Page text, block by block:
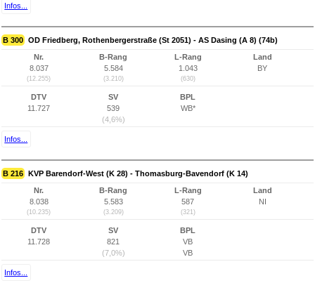
Infos...
B 300 OD Friedberg, Rothenbergerstraße (St 2051) - AS Dasing (A 8) (74b)
Nr.
8.037
(12.255)
B-Rang
5.584
(3.210)
L-Rang
1.043
(630)
Land
BY
DTV
11.727
SV
539
(4,6%)
BPL
WB*
Infos...
B 216 KVP Barendorf-West (K 28) - Thomasburg-Bavendorf (K 14)
Nr.
8.038
(10.235)
B-Rang
5.583
(3.209)
L-Rang
587
(321)
Land
NI
DTV
11.728
SV
821
(7,0%)
BPL
VB
VB
Infos...